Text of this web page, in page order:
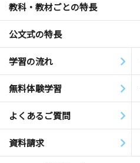
教科・教材ごとの特長
公文式の特長
学習の流れ
無料体験学習
よくあるご質問
資料請求